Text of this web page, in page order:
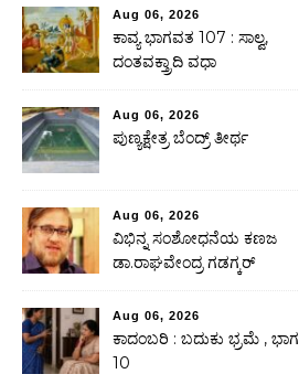
Aug 06, 2026
ಕಾವ್ಯ ಭಾಗವತ 107 : ಸಾಲ್ವ,
ದಂತವಕ್ತ್ರಾದಿ ವಧಾ
Aug 06, 2026
ಪುಣ್ಯಕ್ಷೇತ್ರ ಬೆಂದ್ರ್ ತೀರ್ಥ
Aug 06, 2026
ವಿಭಿನ್ನ ಸಂಶೋಧನೆಯ ಕಣಜ
ಡಾ.ರಾಘವೇಂದ್ರ ಗಡಗ್ಕರ್
Aug 06, 2026
ಕಾದಂಬರಿ : ಬದುಕು ಭ್ರಮೆ , ಭಾಗ
10